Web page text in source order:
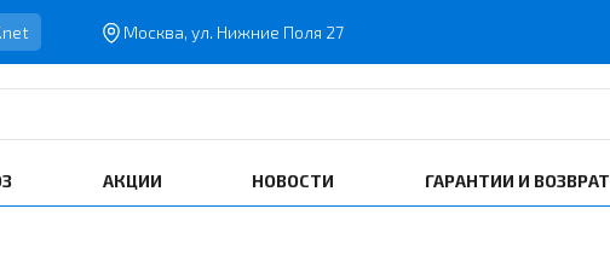
Москва, ул. Нижние Поля 27
АКЦИИ НОВОСТИ ГАРАНТИИ И ВОЗВРАТ